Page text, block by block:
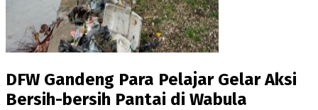
DFW Gandeng Para Pelajar Gelar Aksi
Bersih-bersih Pantai di Wabula